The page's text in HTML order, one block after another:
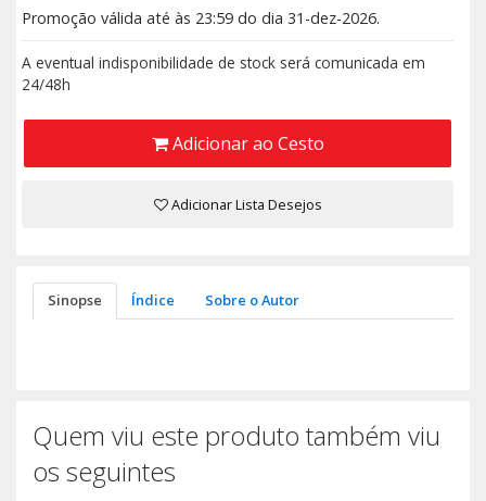
Promoção válida até às 23:59 do dia 31-dez-2026.
A eventual indisponibilidade de stock será comunicada em
24/48h
Adicionar ao Cesto
Adicionar Lista Desejos
Sinopse Índice Sobre o Autor
Quem viu este produto também viu
os seguintes